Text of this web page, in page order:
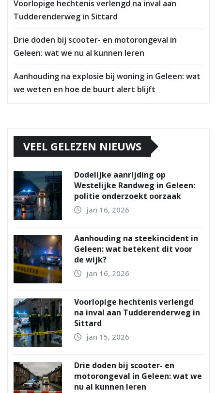
Voorlopige hechtenis verlengd na inval aan
Tudderenderweg in Sittard
Drie doden bij scooter- en motorongeval in
Geleen: wat we nu al kunnen leren
Aanhouding na explosie bij woning in Geleen: wat
we weten en hoe de buurt alert blijft
VEEL GELEZEN NIEUWS
Dodelijke aanrijding op
Westelijke Randweg in Geleen:
politie onderzoekt oorzaak
jan 16, 2026
Aanhouding na steekincident in
Geleen: wat betekent dit voor
de wijk?
jan 16, 2026
Voorlopige hechtenis verlengd
na inval aan Tudderenderweg in
Sittard
jan 15, 2026
Drie doden bij scooter- en
motorongeval in Geleen: wat we
nu al kunnen leren